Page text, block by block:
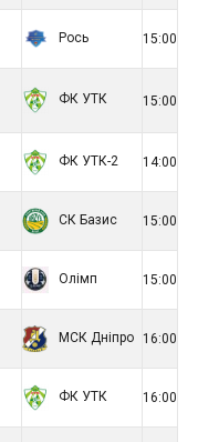
Рось 15:00
ФК УТК 15:00
ФК УТК-2 14:00
СК Базис 15:00
Олімп 15:00
МСК Дніпро 16:00
ФК УТК 16:00